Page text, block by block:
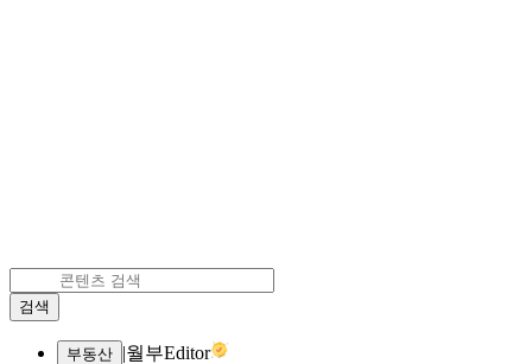
검색
부동산 |월부Editor